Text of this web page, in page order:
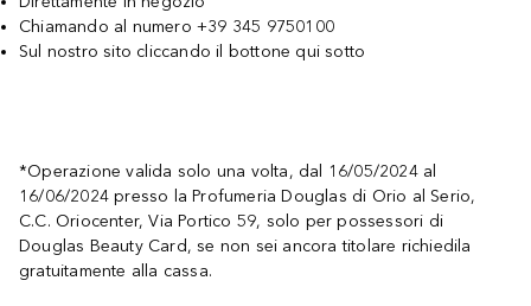
Chiamando al numero +39 345 9750100
Sul nostro sito cliccando il bottone qui sotto
*Operazione valida solo una volta, dal 16/05/2024 al
16/06/2024 presso la Profumeria Douglas di Orio al Serio,
C.C. Oriocenter, Via Portico 59, solo per possessori di
Douglas Beauty Card, se non sei ancora titolare richiedila
gratuitamente alla cassa.